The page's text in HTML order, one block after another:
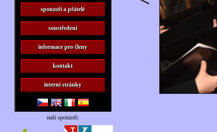
sponzoři a přátelé
soustředení
informace pro členy
kontakt
interní stránky
naši sponzoři: